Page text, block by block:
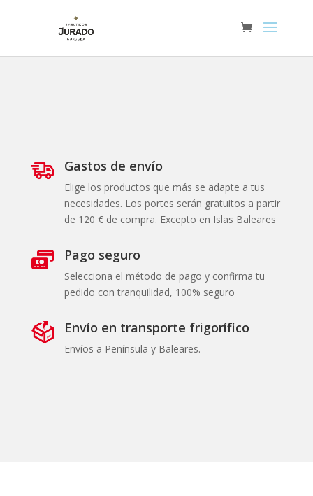
Gastos de envío
Elige los productos que más se adapte a tus
necesidades. Los portes serán gratuitos a partir
de 120 € de compra. Excepto en Islas Baleares
Pago seguro
Selecciona el método de pago y confirma tu
pedido con tranquilidad, 100% seguro
Envío en transporte frigorífico
Envíos a Península y Baleares.